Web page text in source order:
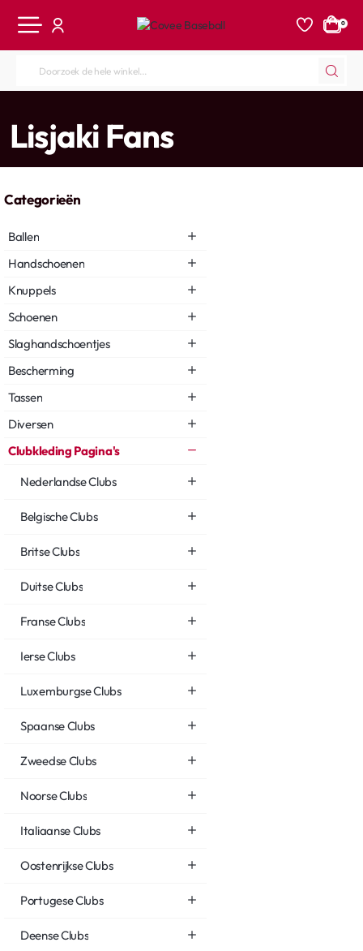
0
Doorzoek
winkel...
Lisjaki Fans
Categorieën
Ballen
Handschoenen
Knuppels
Schoenen
Slaghandschoentjes
Bescherming
Tassen
Diversen
Clubkleding Pagina's
Nederlandse Clubs
Belgische Clubs
Britse Clubs
Duitse Clubs
Franse Clubs
Ierse Clubs
Luxemburgse Clubs
Spaanse Clubs
Zweedse Clubs
Noorse Clubs
Italiaanse Clubs
Oostenrijkse Clubs
Portugese Clubs
Deense Clubs